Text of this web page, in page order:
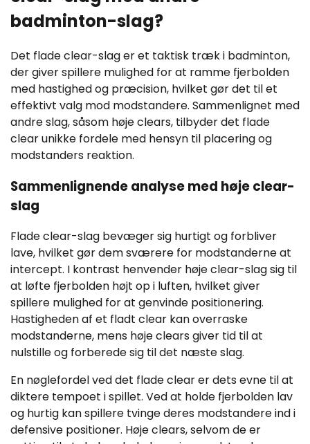
badminton-slag?
Det flade clear-slag er et taktisk træk i badminton,
der giver spillere mulighed for at ramme fjerbolden
med hastighed og præcision, hvilket gør det til et
effektivt valg mod modstandere. Sammenlignet med
andre slag, såsom høje clears, tilbyder det flade
clear unikke fordele med hensyn til placering og
modstanders reaktion.
Sammenlignende analyse med høje clear-
slag
Flade clear-slag bevæger sig hurtigt og forbliver
lave, hvilket gør dem sværere for modstanderne at
intercept. I kontrast henvender høje clear-slag sig til
at løfte fjerbolden højt op i luften, hvilket giver
spillere mulighed for at genvinde positionering.
Hastigheden af et fladt clear kan overraske
modstanderne, mens høje clears giver tid til at
nulstille og forberede sig til det næste slag.
En nøglefordel ved det flade clear er dets evne til at
diktere tempoet i spillet. Ved at holde fjerbolden lav
og hurtig kan spillere tvinge deres modstandere ind i
defensive positioner. Høje clears, selvom de er